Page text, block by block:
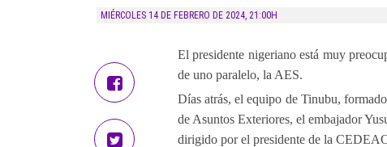
MIÉRCOLES 14 DE FEBRERO DE 2024, 21:00H
El presidente nigeriano está muy
de uno paralelo, la AES.
Días atrás, el equipo de Tinubu,
de Asuntos Exteriores, el embajador
dirigido por el presidente de la